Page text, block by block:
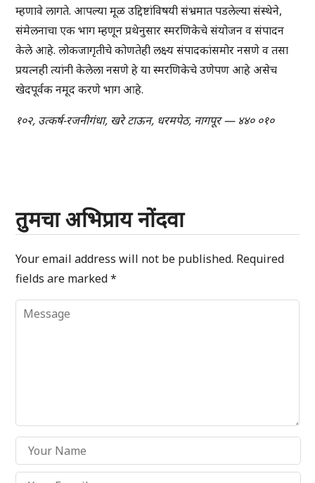
म्हणावे लागते. आपल्या मूळ उद्दिष्टांविषयी संभ्रमात पडलेल्या संस्थेने,
संमेलनाचा एक भाग म्हणून प्रथेनुसार स्मरणिकेचे संयोजन व संपादन
केले आहे. लोकजागृतीचे कोणतेही लक्ष्य संपादकांसमोर नसणे व तसा
प्रयत्नही त्यांनी केलेला नसणे हे या स्मरणिकेचे उणेपण आहे असेच
खेदपूर्वक नमूद करणे भाग आहे.
१०२, उत्कर्ष-रजनीगंधा, खरे टाऊन, धरमपेठ, नागपूर — ४४० ०१०
तुमचा अभिप्राय नोंदवा
Your email address will not be published. Required
fields are marked*